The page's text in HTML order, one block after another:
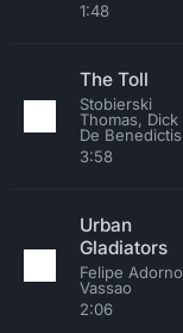
1:48
The Toll
Stobierski
Thomas, Dick
De Benedictis
3:58
Urban
Gladiators
Felipe Adorno
Vassao
2:06